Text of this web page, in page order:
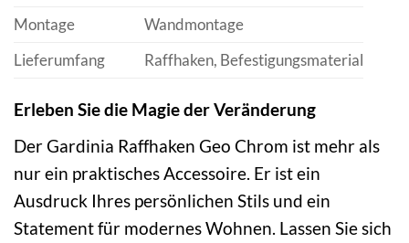
Montage
Wandmontage
Lieferumfang
Raffhaken, Befestigungsmaterial
Erleben Sie die Magie der Veränderung
Der Gardinia Raffhaken Geo Chrom ist mehr als
nur ein praktisches Accessoire. Er ist ein
Ausdruck Ihres persönlichen Stils und ein
Statement für modernes Wohnen. Lassen Sie sich